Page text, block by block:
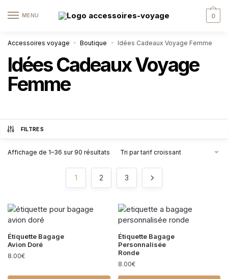
MENU 0
Accessoires voyage » Boutique » Idées Cadeaux Voyage Femme
Idées Cadeaux Voyage
Femme
FILTRES
Affichage de 1–36 sur 90 résultats
1 2 3
Étiquette Bagage
Avion Doré
8.00€
Étiquette Bagage
Personnalisée
Ronde
8.00€